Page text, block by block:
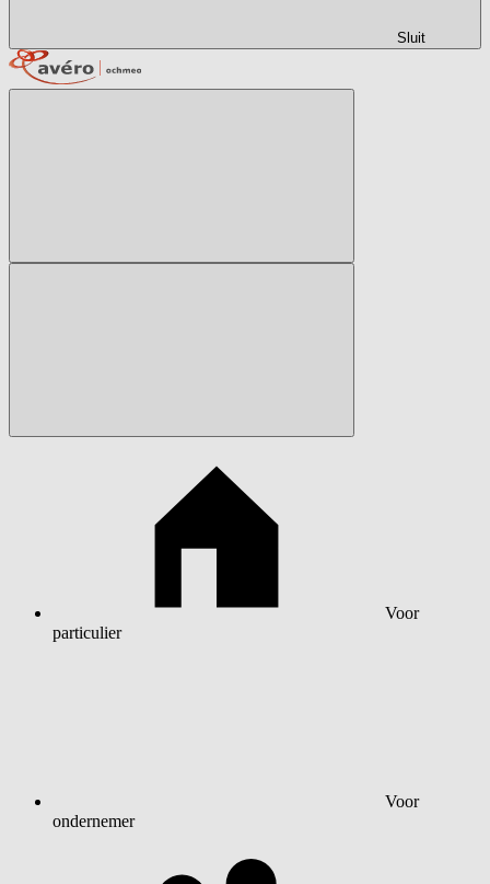
Sluit
Voor
particulier
Voor
ondernemer